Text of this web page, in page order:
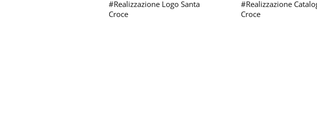
#Realizzazione Logo Santa
Croce
#Realizzazione
Croce